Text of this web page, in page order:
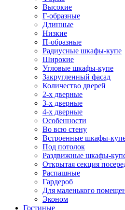
Высокие
Г-образные
Длинные
Низкие
П-образные
Радиусные шкафы-купе
Широкие
Угловые шкафы-купе
Закругленный фасад
Количество дверей
2-х дверные
3-х дверные
4-х дверные
Особенности
Во всю стену
Встроенные шкафы-
Под потолок
Раздвижные шкафы-
Открытая секция
Распашные
Гардероб
Для маленького
Эконом
Гостиные